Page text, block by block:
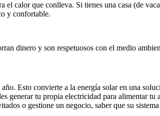
calor que conlleva. Si tienes una casa (de
y confortable.
dinero y son respetuosos con el medio
Esto convierte a la energía solar en una
generar tu propia electricidad para alimentar tu
o gestione un negocio, saber que su